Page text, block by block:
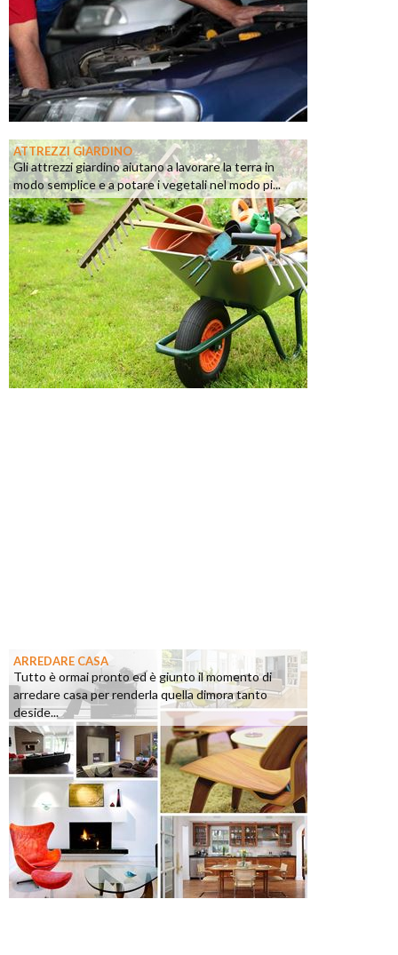
ATTREZZI GIARDINO
Gli attrezzi giardino aiutano a lavorare la terra in
modo semplice e a potare i vegetali nel modo pi...
ARREDARE CASA
Tutto è ormai pronto ed è giunto il momento di
arredare casa per renderla quella dimora tanto
deside...